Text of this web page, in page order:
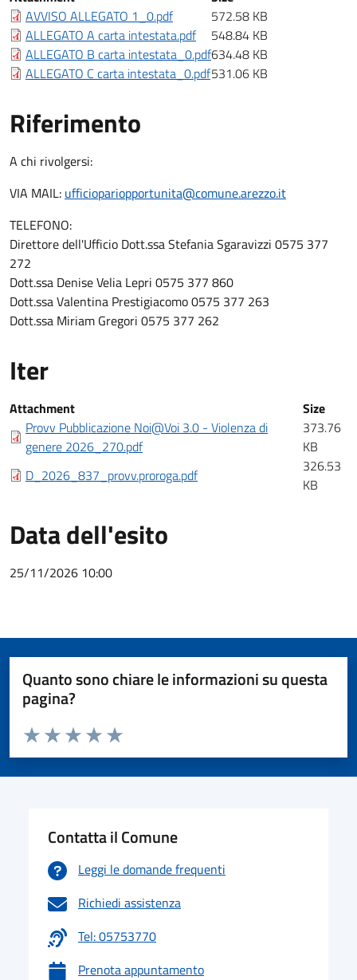
AVVISO ALLEGATO 1_0.pdf
572.58 KB
ALLEGATO A carta intestata.pdf
548.84 KB
ALLEGATO B carta intestata_0.pdf634.48 KB
ALLEGATO C carta intestata_0.pdf531.06 KB
Riferimento
Riferimento
A chi rivolgersi:
VIA MAIL: ufficiopariopportunita@comune.arezzo.it
TELEFONO:
Direttore dell'Ufficio Dott.ssa Stefania Sgaravizzi 0575 377
272
Dott.ssa Denise Velia Lepri 0575 377 860
Dott.ssa Valentina Prestigiacomo 0575 377 263
Dott.ssa Miriam Gregori 0575 377 262
Iter
Iter
Attachment
Size
Provv Pubblicazione Noi@Voi 3.0 - Violenza di
genere 2026_270.pdf
373.76
KB
D_2026_837_provv.proroga.pdf
326.53
KB
Data dell'esito
25/11/2026 10:00
Quanto sono chiare le informazioni su questa
pagina?
Valuta da 1 a 5 stelle la pagina
Valuta 5 stelle su 5
Valuta 4 stelle su 5
Valuta 3 stelle su 5
Valuta 2 stelle su 5
Valuta 1 stelle su 5
Contatta il Comune
Leggi le domande frequenti
Richiedi assistenza
Tel: 05753770
Prenota appuntamento